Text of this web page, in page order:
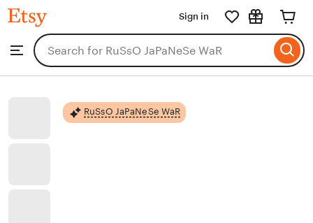
RuSsO
JaPaNeSe
Browse
Search
for
items
Sign in
RuSsO JaPaNeSe WaR